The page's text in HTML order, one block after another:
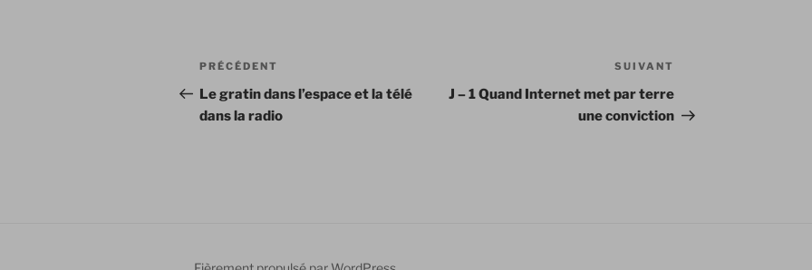
Navigation
de
l’article
Article
précédent
PRÉCÉDENT
Le gratin dans l’espace et la télé
dans la radio
suivant
SUIVANT
J – 1 Quand Internet met par terre
une conviction